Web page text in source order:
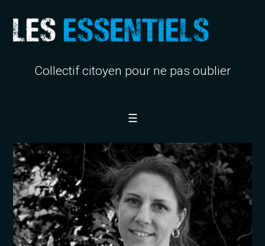
Collectif citoyen pour ne pas oublier
☰